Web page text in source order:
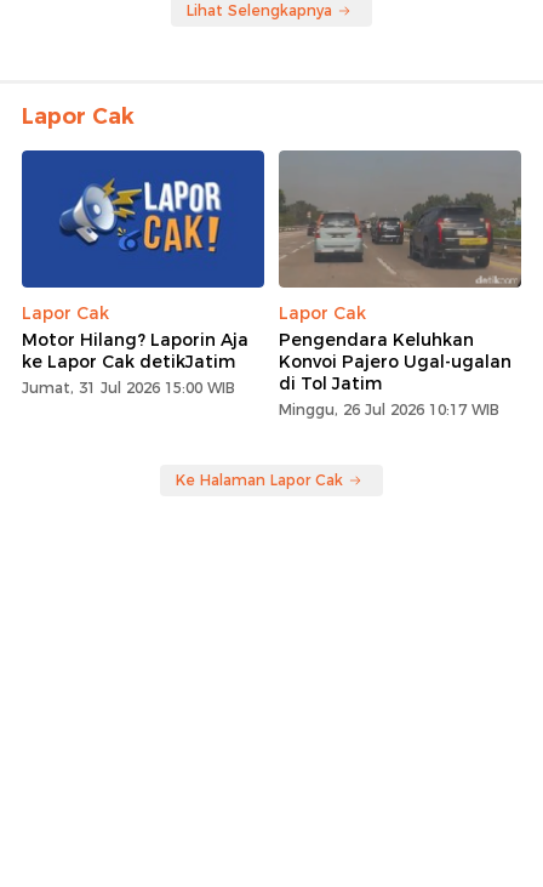
Lihat Selengkapnya
Lapor Cak
Lapor Cak
Motor Hilang? Laporin Aja
ke Lapor Cak detikJatim
Jumat, 31 Jul 2026 15:00 WIB
Lapor Cak
Pengendara Keluhkan
Konvoi Pajero Ugal-ugalan
di Tol Jatim
Minggu, 26 Jul 2026 10:17 WIB
Ke Halaman Lapor Cak